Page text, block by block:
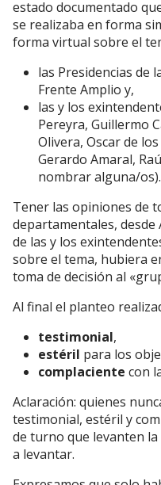
estado documentado
se realizaba en forma
forma virtual sobre el
las Presidencias de
Frente Amplio y,
las y los
Pereyra, Guillermo
Olivera, Oscar de
Gerardo Amaral,
nombrar alguna/os).
Tener las opiniones de
departamentales,
de las y los
sobre el tema, hubiera
toma de decisión al
Al final el planteo
testimonial,
estéril para los
complaciente con
Aclaración: quienes
testimonial, estéril y
de turno que levanten
a levantar.